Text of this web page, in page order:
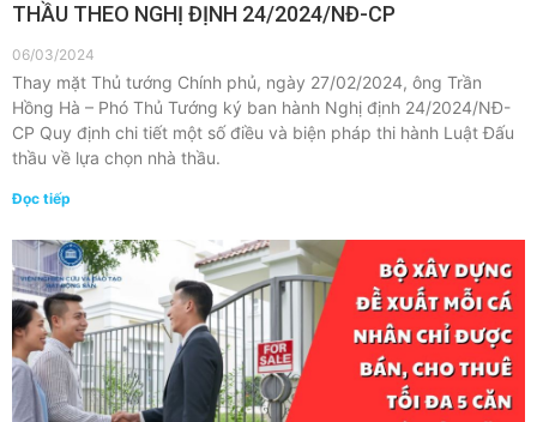
THẦU THEO NGHỊ ĐỊNH 24/2024/NĐ-CP
06/03/2024
Thay mặt Thủ tướng Chính phủ, ngày 27/02/2024, ông Trần
Hồng Hà – Phó Thủ Tướng ký ban hành Nghị định 24/2024/NĐ-
CP Quy định chi tiết một số điều và biện pháp thi hành Luật Đấu
thầu về lựa chọn nhà thầu.
Đọc tiếp